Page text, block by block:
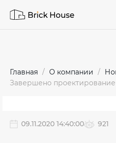
Главная О компании
Завершено проектирование
09.11.2020 14:40:00 921